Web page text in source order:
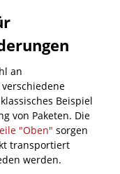
an
Beispiel
von Paketen. Die
"Oben" sorgen
transportiert
werden.